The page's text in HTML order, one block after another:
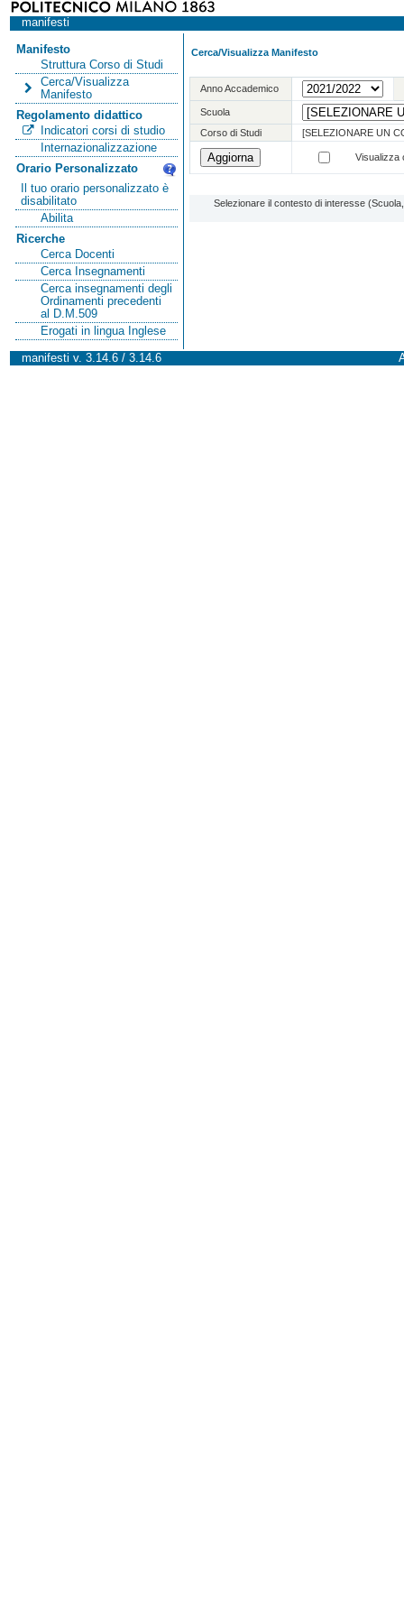
manifesti
Manifesto
Struttura Corso di Studi
Cerca/Visualizza
Manifesto
Regolamento didattico
Indicatori corsi di studio
Internazionalizzazione
Orario Personalizzato
Il tuo orario personalizzato è
disabilitato
Abilita
Ricerche
Cerca Docenti
Cerca Insegnamenti
Cerca insegnamenti degli
Ordinamenti precedenti
al D.M.509
Erogati in lingua Inglese
Cerca/Visualizza Manifesto
Anno Accademico
Scuola
Corso di Studi
[SELEZIONARE UN
Visualizza
Selezionare il contesto di interesse
manifesti v. 3.14.6 / 3.14.6